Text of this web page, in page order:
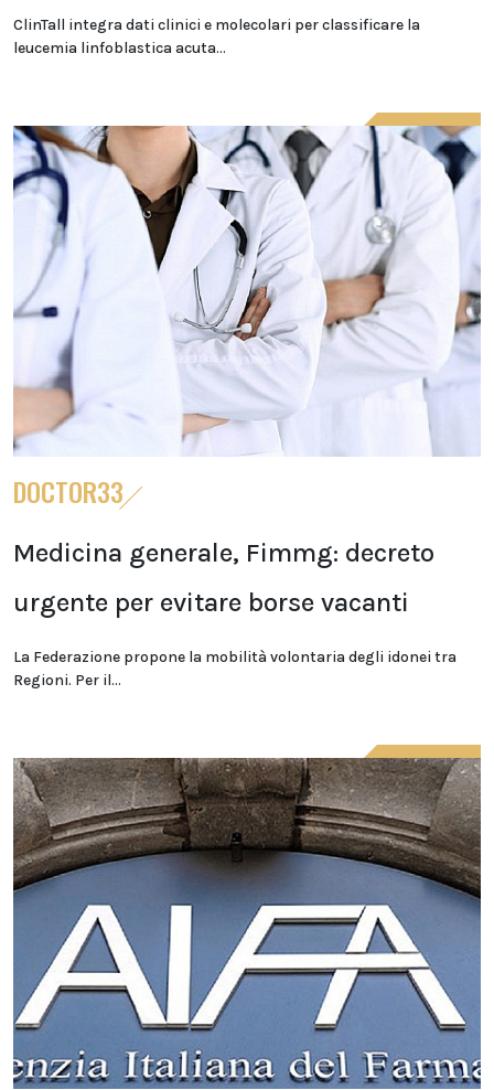
ClinTall integra dati clinici e molecolari per classificare la
leucemia linfoblastica acuta...
DOCTOR33
Medicina generale, Fimmg: decreto
urgente per evitare borse vacanti
La Federazione propone la mobilità volontaria degli idonei tra
Regioni. Per il...